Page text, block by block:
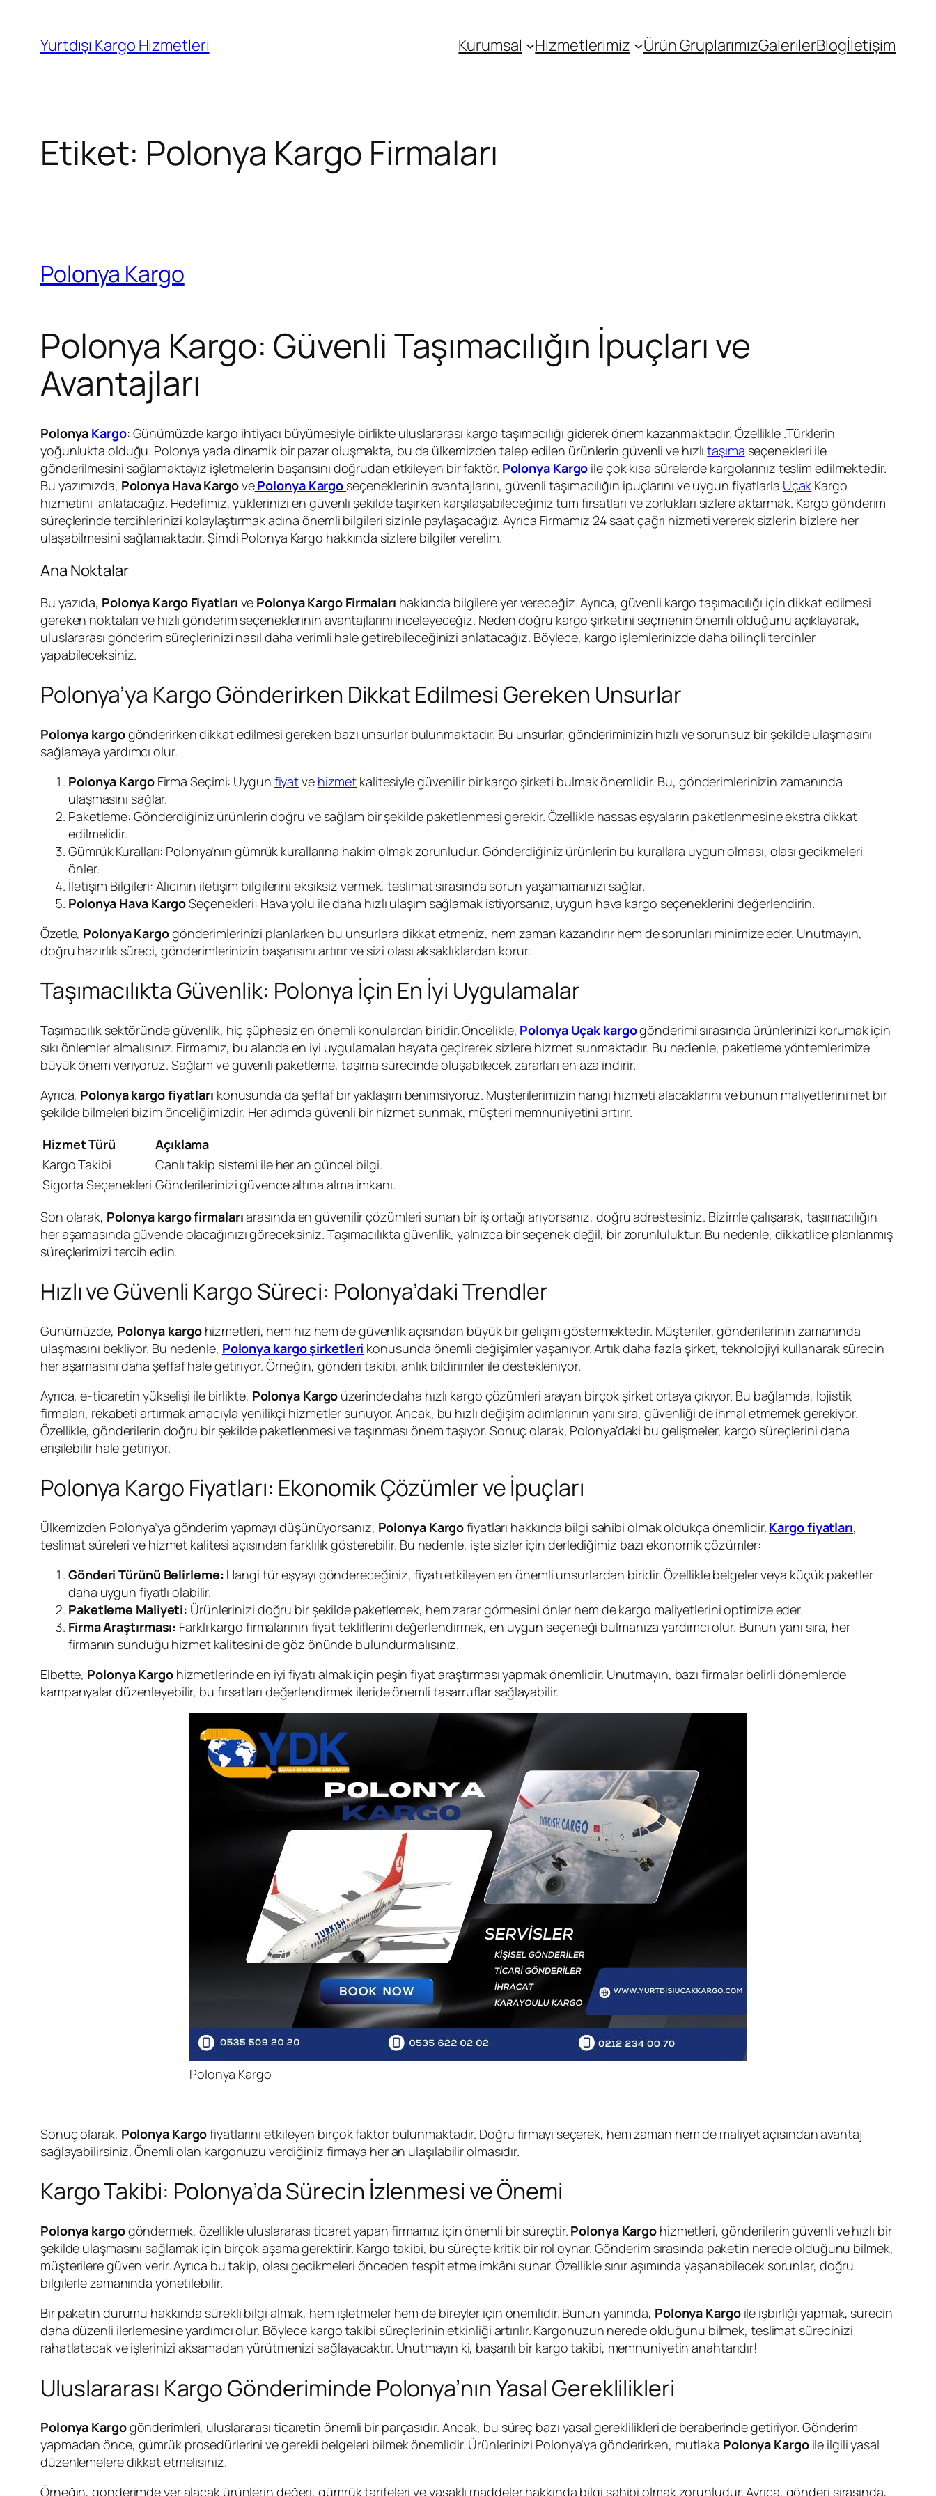
Yurtdışı Kargo Hizmetleri Kurumsal Hizmetlerimiz Ürün GruplarımızGalerilerBlogİletişim
Etiket: Polonya Kargo Firmaları
Polonya Kargo
Polonya Kargo: Güvenli Taşımacılığın İpuçları ve
Avantajları
Polonya Kargo: Günümüzde kargo ihtiyacı büyümesiyle birlikte uluslararası kargo taşımacılığı giderek önem kazanmaktadır. Özellikle .Türklerin
yoğunlukta olduğu. Polonya yada dinamik bir pazar oluşmakta, bu da ülkemizden talep edilen ürünlerin güvenli ve hızlıtaşıma seçenekleri ile
gönderilmesini sağlamaktayız işletmelerin başarısını doğrudan etkileyen bir faktör. Polonya Kargo ile çok kısa sürelerde kargolarınız teslim edilmektedir.
Bu yazımızda, Polonya Hava KargovePolonya Kargo seçeneklerinin avantajlarını, güvenli taşımacılığın ipuçlarını ve uygun fiyatlarla Uçak Kargo
hizmetini anlatacağız. Hedefimiz, yüklerinizi en güvenli şekilde taşırken karşılaşabileceğiniz tüm fırsatları ve zorlukları sizlere aktarmak. Kargo gönderim
süreçlerinde tercihlerinizi kolaylaştırmak adına önemli bilgileri sizinle paylaşacağız. Ayrıca Firmamız 24 saat çağrı hizmeti vererek sizlerin bizlere her
ulaşabilmesini sağlamaktadır. Şimdi Polonya Kargo hakkında sizlere bilgiler verelim.
Ana Noktalar
Bu yazıda, Polonya Kargo Fiyatları ve Polonya Kargo Firmaları hakkında bilgilere yer vereceğiz. Ayrıca, güvenli kargo taşımacılığı için dikkat edilmesi
gereken noktaları ve hızlı gönderim seçeneklerinin avantajlarını inceleyeceğiz. Neden doğru kargo şirketini seçmenin önemli olduğunu açıklayarak,
uluslararası gönderim süreçlerinizi nasıl daha verimli hale getirebileceğinizi anlatacağız. Böylece, kargo işlemlerinizde daha bilinçli tercihler
yapabileceksiniz.
Polonya’ya Kargo Gönderirken Dikkat Edilmesi Gereken Unsurlar
Polonya kargogönderirken dikkat edilmesi gereken bazı unsurlar bulunmaktadır. Bu unsurlar, gönderiminizin hızlı ve sorunsuz bir şekilde ulaşmasını
sağlamaya yardımcı olur.
Polonya KargoFirma Seçimi: Uygun fiyatve hizmet kalitesiyle güvenilir bir kargo şirketi bulmak önemlidir. Bu, gönderimlerinizin zamanında
ulaşmasını sağlar.
Paketleme: Gönderdiğiniz ürünlerin doğru ve sağlam bir şekilde paketlenmesi gerekir. Özellikle hassas eşyaların paketlenmesine ekstra dikkat
edilmelidir.
Gümrük Kuralları: Polonya’nın gümrük kurallarına hakim olmak zorunludur. Gönderdiğiniz ürünlerin bu kurallara uygun olması, olası gecikmeleri
önler.
İletişim Bilgileri: Alıcının iletişim bilgilerini eksiksiz vermek, teslimat sırasında sorun yaşamamanızı sağlar.
Polonya Hava KargoSeçenekleri: Hava yolu ile daha hızlı ulaşım sağlamak istiyorsanız, uygun hava kargo seçeneklerini değerlendirin.
Özetle, Polonya Kargogönderimlerinizi planlarken bu unsurlara dikkat etmeniz, hem zaman kazandırır hem de sorunları minimize eder. Unutmayın,
doğru hazırlık süreci, gönderimlerinizin başarısını artırır ve sizi olası aksaklıklardan korur.
Taşımacılıkta Güvenlik: Polonya İçin En İyi Uygulamalar
Taşımacılık sektöründe güvenlik, hiç şüphesiz en önemli konulardan biridir. Öncelikle, Polonya Uçak kargogönderimi sırasında ürünlerinizi korumak için
sıkı önlemler almalısınız. Firmamız, bu alanda en iyi uygulamaları hayata geçirerek sizlere hizmet sunmaktadır. Bu nedenle, paketleme yöntemlerimize
büyük önem veriyoruz. Sağlam ve güvenli paketleme, taşıma sürecinde oluşabilecek zararları en aza indirir.
Ayrıca, Polonya kargo fiyatları konusunda da şeffaf bir yaklaşım benimsiyoruz. Müşterilerimizin hangi hizmeti alacaklarını ve bunun maliyetlerini net bir
şekilde bilmeleri bizim önceliğimizdir. Her adımda güvenli bir hizmet sunmak, müşteri memnuniyetini artırır.
Hizmet Türü
Açıklama
Kargo Takibi
Canlı takip sistemi ile her an güncel bilgi.
Sigorta Seçenekleri Gönderilerinizi güvence altına alma imkanı.
Son olarak, Polonya kargo firmalarıarasında en güvenilir çözümleri sunan bir iş ortağı arıyorsanız, doğru adrestesiniz. Bizimle çalışarak, taşımacılığın
her aşamasında güvende olacağınızı göreceksiniz. Taşımacılıkta güvenlik, yalnızca bir seçenek değil, bir zorunluluktur. Bu nedenle, dikkatlice planlanmış
süreçlerimizi tercih edin.
Hızlı ve Güvenli Kargo Süreci: Polonya’daki Trendler
Günümüzde, Polonya kargohizmetleri, hem hız hem de güvenlik açısından büyük bir gelişim göstermektedir. Müşteriler, gönderilerinin zamanında
ulaşmasını bekliyor. Bu nedenle, Polonya kargo şirketleri konusunda önemli değişimler yaşanıyor. Artık daha fazla şirket, teknolojiyi kullanarak sürecin
her aşamasını daha şeffaf hale getiriyor. Örneğin, gönderi takibi, anlık bildirimler ile destekleniyor.
Ayrıca, e-ticaretin yükselişi ile birlikte, Polonya Kargo üzerinde daha hızlı kargo çözümleri arayan birçok şirket ortaya çıkıyor. Bu bağlamda, lojistik
firmaları, rekabeti artırmak amacıyla yenilikçi hizmetler sunuyor. Ancak, bu hızlı değişim adımlarının yanı sıra, güvenliği de ihmal etmemek gerekiyor.
Özellikle, gönderilerin doğru bir şekilde paketlenmesi ve taşınması önem taşıyor. Sonuç olarak, Polonya’daki bu gelişmeler, kargo süreçlerini daha
erişilebilir hale getiriyor.
Polonya Kargo Fiyatları: Ekonomik Çözümler ve İpuçları
Ülkemizden Polonya’ya gönderim yapmayı düşünüyorsanız, Polonya Kargofiyatları hakkında bilgi sahibi olmak oldukça önemlidir. Kargo fiyatları,
teslimat süreleri ve hizmet kalitesi açısından farklılık gösterebilir. Bu nedenle, işte sizler için derlediğimiz bazı ekonomik çözümler:
Gönderi Türünü Belirleme: Hangi tür eşyayı göndereceğiniz, fiyatı etkileyen en önemli unsurlardan biridir. Özellikle belgeler veya küçük paketler
daha uygun fiyatlı olabilir.
Paketleme Maliyeti: Ürünlerinizi doğru bir şekilde paketlemek, hem zarar görmesini önler hem de kargo maliyetlerini optimize eder.
Firma Araştırması: Farklı kargo firmalarının fiyat tekliflerini değerlendirmek, en uygun seçeneği bulmanıza yardımcı olur. Bunun yanı sıra, her
firmanın sunduğu hizmet kalitesini de göz önünde bulundurmalısınız.
Elbette, Polonya Kargohizmetlerinde en iyi fiyatı almak için peşin fiyat araştırması yapmak önemlidir. Unutmayın, bazı firmalar belirli dönemlerde
kampanyalar düzenleyebilir, bu fırsatları değerlendirmek ileride önemli tasarruflar sağlayabilir.
Polonya Kargo
Sonuç olarak, Polonya Kargofiyatlarını etkileyen birçok faktör bulunmaktadır. Doğru firmayı seçerek, hem zaman hem de maliyet açısından avantaj
sağlayabilirsiniz. Önemli olan kargonuzu verdiğiniz firmaya her an ulaşılabilir olmasıdır.
Kargo Takibi: Polonya’da Sürecin İzlenmesi ve Önemi
Polonya kargogöndermek, özellikle uluslararası ticaret yapan firmamız için önemli bir süreçtir. Polonya Kargo hizmetleri, gönderilerin güvenli ve hızlı bir
şekilde ulaşmasını sağlamak için birçok aşama gerektirir. Kargo takibi, bu süreçte kritik bir rol oynar. Gönderim sırasında paketin nerede olduğunu bilmek,
müşterilere güven verir. Ayrıca bu takip, olası gecikmeleri önceden tespit etme imkânı sunar. Özellikle sınır aşımında yaşanabilecek sorunlar, doğru
bilgilerle zamanında yönetilebilir.
Bir paketin durumu hakkında sürekli bilgi almak, hem işletmeler hem de bireyler için önemlidir. Bunun yanında, Polonya Kargoile işbirliği yapmak, sürecin
daha düzenli ilerlemesine yardımcı olur. Böylece kargo takibi süreçlerinin etkinliği artırılır. Kargonuzun nerede olduğunu bilmek, teslimat sürecinizi
rahatlatacak ve işlerinizi aksamadan yürütmenizi sağlayacaktır. Unutmayın ki, başarılı bir kargo takibi, memnuniyetin anahtarıdır!
Uluslararası Kargo Gönderiminde Polonya’nın Yasal Gereklilikleri
Polonya Kargogönderimleri, uluslararası ticaretin önemli bir parçasıdır. Ancak, bu süreç bazı yasal gereklilikleri de beraberinde getiriyor. Gönderim
yapmadan önce, gümrük prosedürlerini ve gerekli belgeleri bilmek önemlidir. Ürünlerinizi Polonya’ya gönderirken, mutlaka Polonya Kargoile ilgili yasal
düzenlemelere dikkat etmelisiniz.
Örneğin, gönderimde yer alacak ürünlerin değeri, gümrük tarifeleri ve yasaklı maddeler hakkında bilgi sahibi olmak zorunludur. Ayrıca, gönderi sırasında,